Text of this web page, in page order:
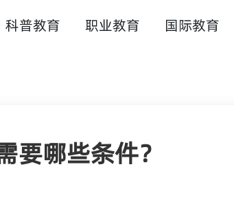
科普教育 职业教育 国际教育
要哪些条件？